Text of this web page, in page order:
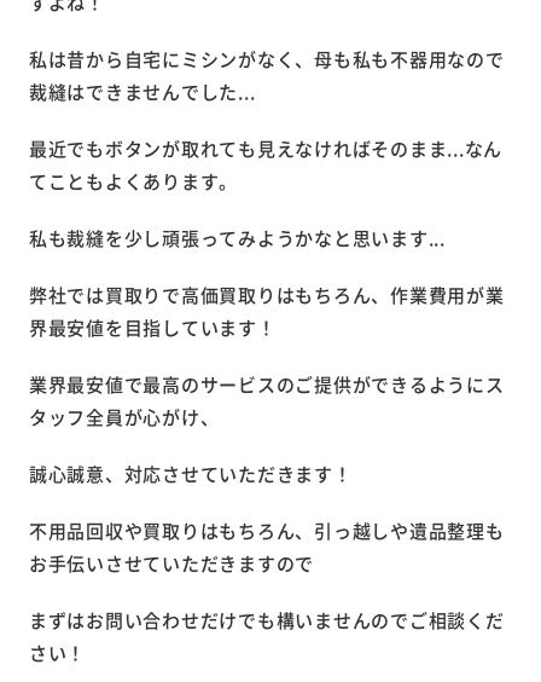
私は昔から自宅にミシンがなく、母も私も不器用なので
裁縫はできませんでした...
最近でもボタンが取れても見えなければそのまま...なん
てこともよくあります。
私も裁縫を少し頑張ってみようかなと思います...
弊社では買取りで高価買取りはもちろん、作業費用が業
界最安値を目指しています！
業界最安値で最高のサービスのご提供ができるようにス
タッフ全員が心がけ、
誠心誠意、対応させていただきます！
不用品回収や買取りはもちろん、引っ越しや遺品整理も
お手伝いさせていただきますので
まずはお問い合わせだけでも構いませんのでご相談くだ
さい！